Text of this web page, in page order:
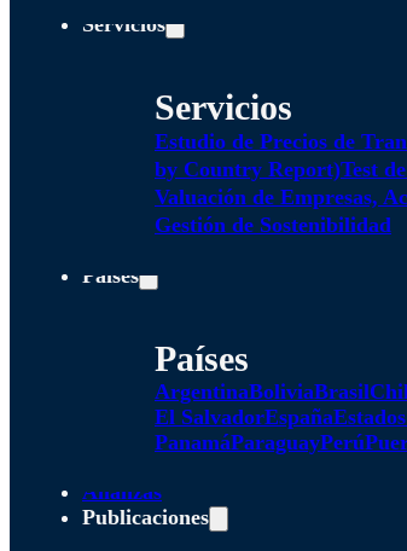
Servicios
Servicios
Estudio de Precios de
by Country Report)Test
Valuación de Empresas,
Gestión de Sostenibilidad
Países
Países
ArgentinaBoliviaBrasil
El SalvadorEspaña
PanamáParaguayPerú
Alianzas
Publicaciones